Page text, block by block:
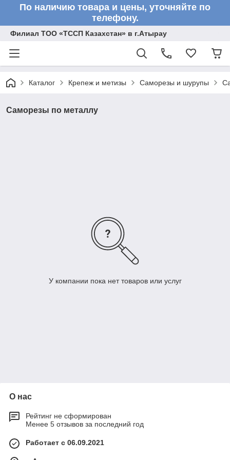
По наличию товара и цены, уточняйте по
телефону.
Филиал ТОО «ТССП Казахстан» в г.Атырау
Каталог Крепеж и метизы Саморезы и шурупы
Саморезы по металлу
У компании пока нет товаров или услуг
О нас
Рейтинг не сформирован
Менее 5 отзывов за последний год
Работает с 06.09.2021